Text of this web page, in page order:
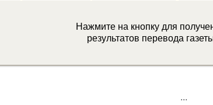
Нажмите на кнопку для
результатов перевода
...